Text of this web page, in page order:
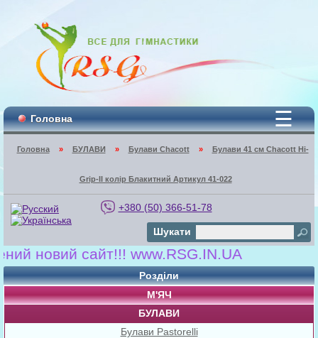
Головна ☰
Головна » БУЛАВИ » Булави Chacott » Булави 41 cм Chacott Hi-
Grip-II колір Блакитний Артикул 41-022
+380 (50) 366-51-78
Шукати
новий сайт!!! www.RSG.IN.UA
Розділи
М'ЯЧ
БУЛАВИ
Булави Pastorelli